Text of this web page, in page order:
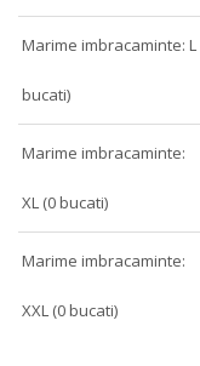
Marime imbracaminte: L
bucati)
Marime imbracaminte:
XL (0 bucati)
Marime imbracaminte:
XXL (0 bucati)